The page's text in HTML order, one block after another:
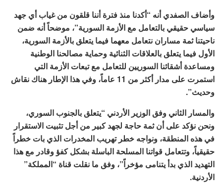
وأضاف الصفدي أنه “أكدنا منذ فترة أننا قلقون من غياب أي جهد
سياسي حقيقي بالتعامل مع الأزمة السورية”، موضحاً أنه ضمن
ناحيتنا ثمة مساران نتعامل معهما فيما يتعلق بالأزمة السورية،
الأول فيما يتعلق بالعلاقات الثنائية وحماية مصالحنا الوطنية
ومساعدة أشقائنا السوريين للتعامل مع تبعات الأزمة التي
استمرت على مدار أكثر من 11 عاماً، وفي هذا الإطار هناك نقاش
وحديث”.
والمسار الثاني وفق الوزير الأردني “يتعلق بالجنوب السوري،
ونحن نؤكد على أن ثمة حاجة لجهد كبير من أجل تثبيت الاستقرار
في هذه المنطقة، ونواجه خطر تهريب المخدرات الذي بات خطراً
حقيقياً، وتتعامل قواتنا المسلحة الباسلة بشكل كفؤ وقادر مع هذا
التهديد الذي بدأ يتنامى مؤخراً”، وفق ما نقلت قناة “المملكة”
الأردنية.